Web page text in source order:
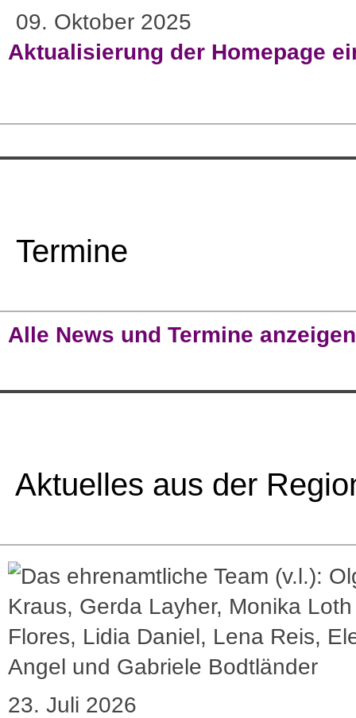
09. Oktober 2025
Aktualisierung der Homepage
Termine
Alle News und Termine anzeigen
Aktuelles aus der
23. Juli 2026